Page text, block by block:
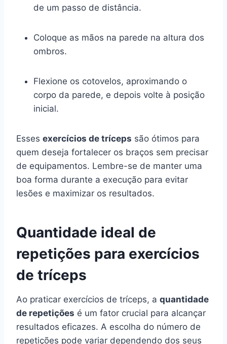
de um passo de distância.
Coloque as mãos na parede na altura dos
ombros.
Flexione os cotovelos, aproximando o
corpo da parede, e depois volte à posição
inicial.
Esses exercícios de tríceps são ótimos para
quem deseja fortalecer os braços sem precisar
de equipamentos. Lembre-se de manter uma
boa forma durante a execução para evitar
lesões e maximizar os resultados.
Quantidade ideal de
repetições para exercícios
de tríceps
Ao praticar exercícios de tríceps, a quantidade
de repetições é um fator crucial para alcançar
resultados eficazes. A escolha do número de
repetições pode variar dependendo dos seus